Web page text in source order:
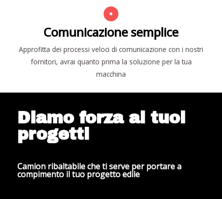
Comunicazione semplice
Approfitta dei processi veloci di comunicazione con i nostri
fornitori, avrai quanto prima la soluzione per la tua
macchina
Diamo forza ai tuoi
progetti
Camion ribaltabile che ti serve per portare a
compimento il tuo progetto edile